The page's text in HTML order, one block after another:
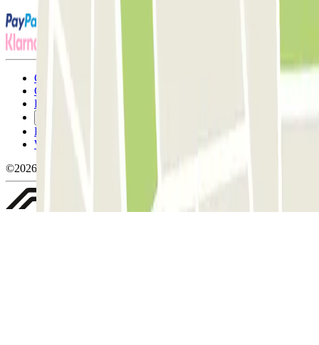
Conditions générales d'utilisation et contrat
Conditions d'annulation
Politique relative aux cookies
Politique de confidentialité
Whistleblowing
©2026 Parclick. Tous droits réservés